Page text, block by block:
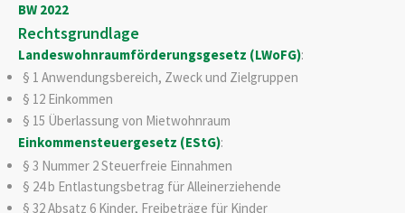
BW 2022
Rechtsgrundlage
Landeswohnraumförderungsgesetz (LWoFG):
§ 1 Anwendungsbereich, Zweck und Zielgruppen
§ 12 Einkommen
§ 15 Überlassung von Mietwohnraum
Einkommensteuergesetz (EStG):
§ 3 Nummer 2 Steuerfreie Einnahmen
§ 24 b Entlastungsbetrag für Alleinerziehende
§ 32 Absatz 6 Kinder, Freibeträge für Kinder